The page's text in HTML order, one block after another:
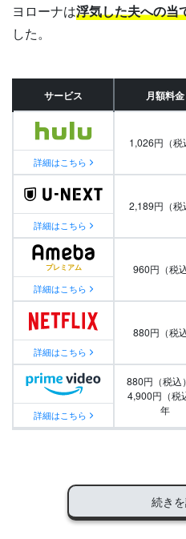
ヨローナは浮気した夫への当
した。
サービス 月額料金
詳細はこちら
1,026円（税
詳細はこちら
2,189円（税
詳細はこちら
960円（税込
詳細はこちら
880円（税込
詳細はこちら
880円（税込
4,900円（税
年
続き